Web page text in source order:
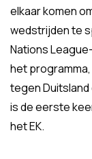
elkaar komen
wedstrijden te
Nations
het
tegen
is de eerste
het EK.